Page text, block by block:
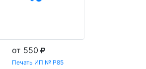
от 550
Печать ИП № Р85